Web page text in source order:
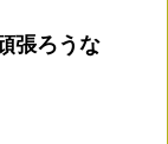
張ろうな